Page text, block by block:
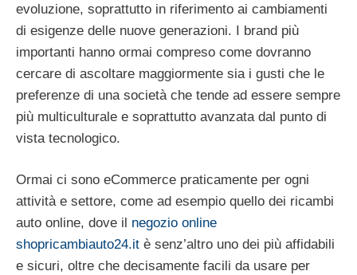
evoluzione, soprattutto in riferimento ai cambiamenti
di esigenze delle nuove generazioni. I brand più
importanti hanno ormai compreso come dovranno
cercare di ascoltare maggiormente sia i gusti che le
preferenze di una società che tende ad essere sempre
più multiculturale e soprattutto avanzata dal punto di
vista tecnologico.
Ormai ci sono eCommerce praticamente per ogni
attività e settore, come ad esempio quello dei ricambi
auto online, dove il negozio online
shopricambiauto24.it è senz’altro uno dei più affidabili
e sicuri, oltre che decisamente facili da usare per